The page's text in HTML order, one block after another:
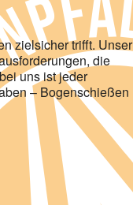
zielsicher trifft. Unser
die
uns ist jeder
– Bogenschießen